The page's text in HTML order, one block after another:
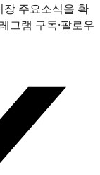
장 주요소식을 확
그램 구독·팔로우